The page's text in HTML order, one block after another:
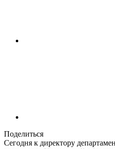
Поделиться
Сегодня к директору